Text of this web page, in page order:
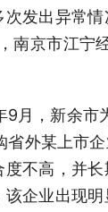
发出异常
京市江宁
月，新余市
外某上市
不高，并
企业出现